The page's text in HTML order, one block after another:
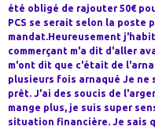
été obligé de rajouter 50€
PCS se serait selon la poste
mandat.Heureusement
commerçant m'a dit d'aller
m'ont dit que c'était de
plusieurs fois arnaqué Je ne
prêt. J'ai des soucis de
mange plus, je suis super
situation financière. Je sais